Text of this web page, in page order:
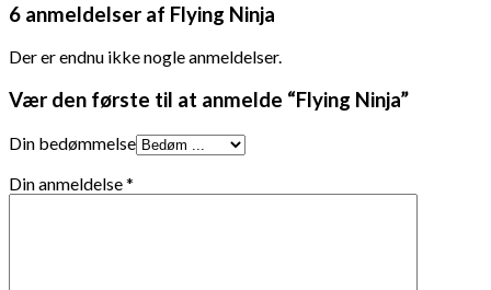
6 anmeldelser af Flying Ninja
Der er endnu ikke nogle anmeldelser.
Vær den første til at anmelde “Flying Ninja”
Din bedømmelse
Din anmeldelse*